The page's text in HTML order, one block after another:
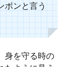
エルの飼育
、飼育方法
聞きなれない
ボンと言う
身を守る時の